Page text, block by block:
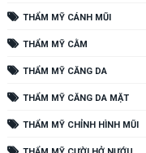
THẨM MỸ CÁNH MŨI
THẨM MỸ CẰM
THẨM MỸ CĂNG DA
THẨM MỸ CĂNG DA MẶT
THẨM MỸ CHỈNH HÌNH MŨI